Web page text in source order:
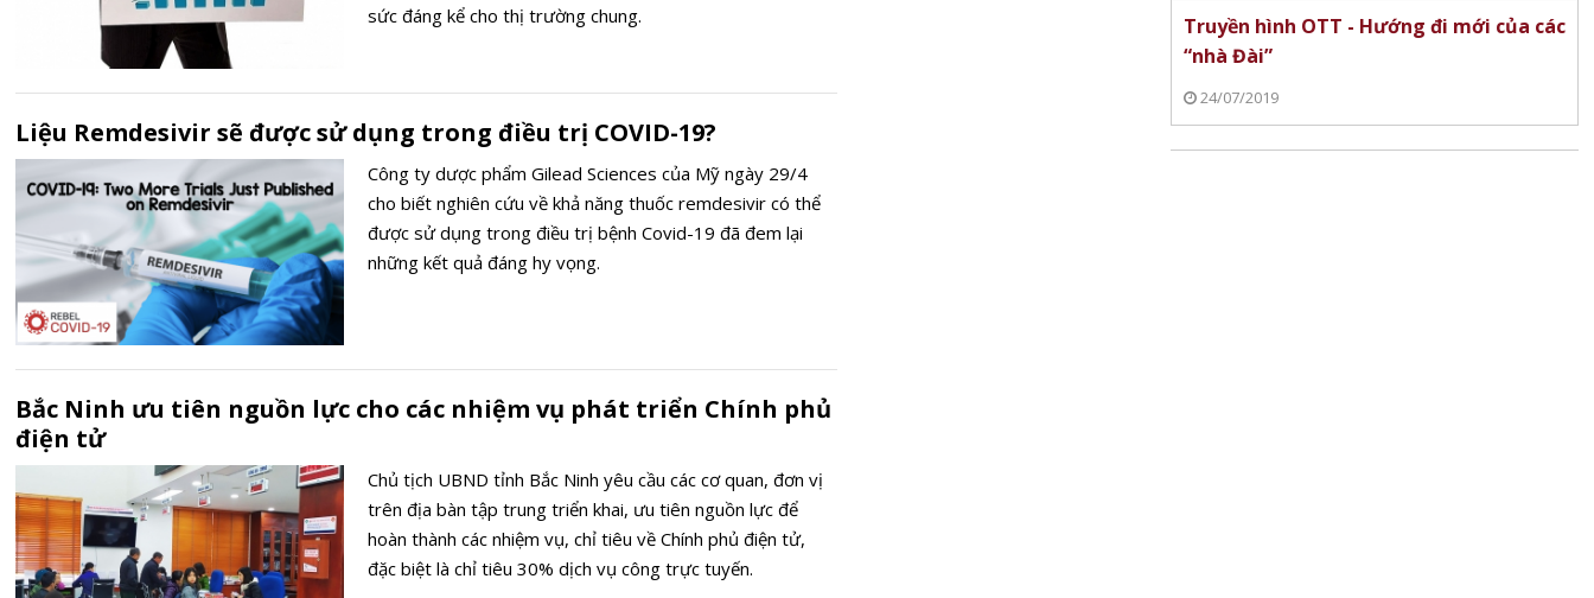
sức đáng kể cho thị trường chung.
Liệu Remdesivir sẽ được sử dụng trong điều trị COVID-19?
Công ty dược phẩm Gilead Sciences của Mỹ ngày 29/4
cho biết nghiên cứu về khả năng thuốc remdesivir có thể
được sử dụng trong điều trị bệnh Covid-19 đã đem lại
những kết quả đáng hy vọng.
Bắc Ninh ưu tiên nguồn lực cho các nhiệm vụ phát triển Chính phủ
điện tử
Chủ tịch UBND tỉnh Bắc Ninh yêu cầu các cơ quan, đơn vị
trên địa bàn tập trung triển khai, ưu tiên nguồn lực để
hoàn thành các nhiệm vụ, chỉ tiêu về Chính phủ điện tử,
đặc biệt là chỉ tiêu 30% dịch vụ công trực tuyến.
Truyền hình OTT - Hướng đi mới của các
“nhà Đài”
24/07/2019